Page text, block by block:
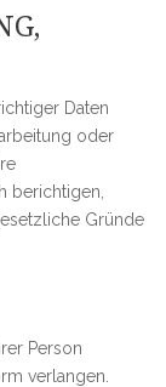
Daten
oder
berichtigen,
Gründe
Person
verlangen.